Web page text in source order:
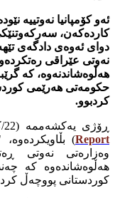
ئەو کۆمپانیا نەوتییە
کاردەکەن،
دوای ئەوەی دادگەی
نەوتی عێراقی
هەڵوەشاندنەوە، کە
حکومەتی هەرێمی
کردبوو.
ڕۆژی یەکشەممە (22/کانوونی یەکەم/2024) ماڵپەڕی (
Report
)
هەڵوەشاندەوە کە
کوردستانی پووچەڵ